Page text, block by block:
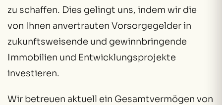
zu schaffen. Dies gelingt uns, indem wir die
von Ihnen anvertrauten Vorsorgegelder in
zukunftsweisende und gewinnbringende
Immobilien und Entwicklungsprojekte
investieren.
Wir betreuen aktuell ein Gesamtvermögen von